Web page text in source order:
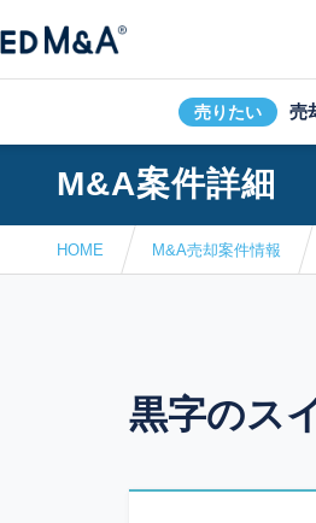
売りたい 売
M&A案件詳細
HOME M&A売却案件情報
黒字のス